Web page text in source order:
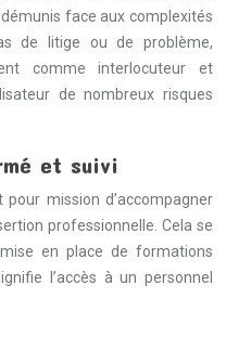
face aux complexités
de litige ou de problème,
comme interlocuteur et
de nombreux risques
et suivi
pour mission d’accompagner
professionnelle. Cela se
en place de formations
l’accès à un personnel